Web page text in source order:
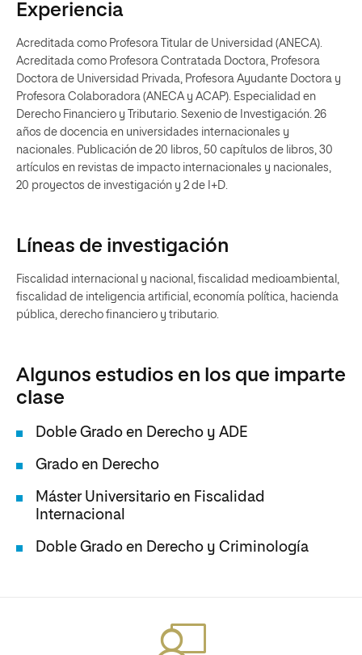
Experiencia
Acreditada como Profesora Titular de Universidad (ANECA).
Acreditada como Profesora Contratada Doctora, Profesora
Doctora de Universidad Privada, Profesora Ayudante Doctora y
Profesora Colaboradora (ANECA y ACAP). Especialidad en
Derecho Financiero y Tributario. Sexenio de Investigación. 26
años de docencia en universidades internacionales y
nacionales. Publicación de 20 libros, 50 capítulos de libros, 30
artículos en revistas de impacto internacionales y nacionales,
20 proyectos de investigación y 2 de I+D.
Líneas de investigación
Fiscalidad internacional y nacional, fiscalidad medioambiental,
fiscalidad de inteligencia artificial, economía política, hacienda
pública, derecho financiero y tributario.
Algunos estudios en los que imparte
clase
Doble Grado en Derecho y ADE
Grado en Derecho
Máster Universitario en Fiscalidad
Internacional
Doble Grado en Derecho y Criminología